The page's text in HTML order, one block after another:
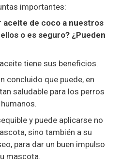
importantes:
aceite de coco a nuestros
o es seguro? ¿Pueden
tiene sus beneficios.
concluido que puede, en
saludable para los perros
y puede aplicarse no
sino también a su
para dar un buen impulso
mascota.